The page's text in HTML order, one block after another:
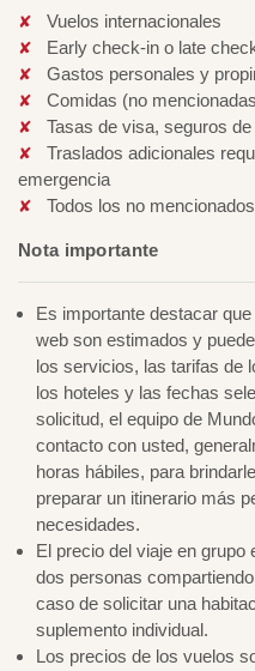
Vuelos internacionales
Early check-in o late
Gastos personales y
Comidas (no
Tasas de visa, seguros
Traslados adicionales
emergencia
Todos los no
Nota importante
Es importante destacar
web son estimados y
los servicios, las tarifas de
los hoteles y las fechas
solicitud, el equipo de
contacto con usted,
horas hábiles, para
preparar un itinerario más
necesidades.
El precio del viaje en
dos personas
caso de solicitar una
suplemento individual.
Los precios de los vuelos